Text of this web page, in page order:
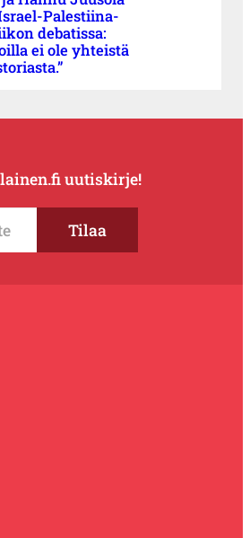
Palestiina-
debatissa:
ei ole yhteistä
uutiskirje!